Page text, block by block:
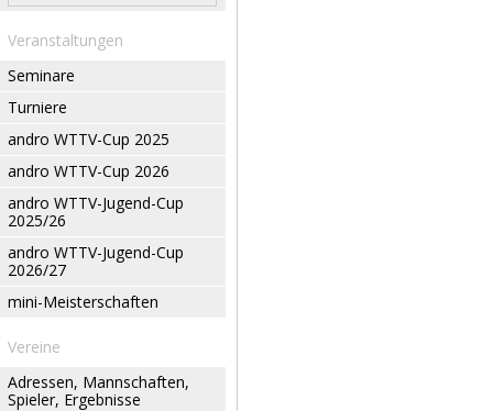
Veranstaltungen
Seminare
Turniere
andro WTTV-Cup 2025
andro WTTV-Cup 2026
andro WTTV-Jugend-Cup
2025/26
andro WTTV-Jugend-Cup
2026/27
mini-Meisterschaften
Vereine
Adressen, Mannschaften,
Spieler, Ergebnisse